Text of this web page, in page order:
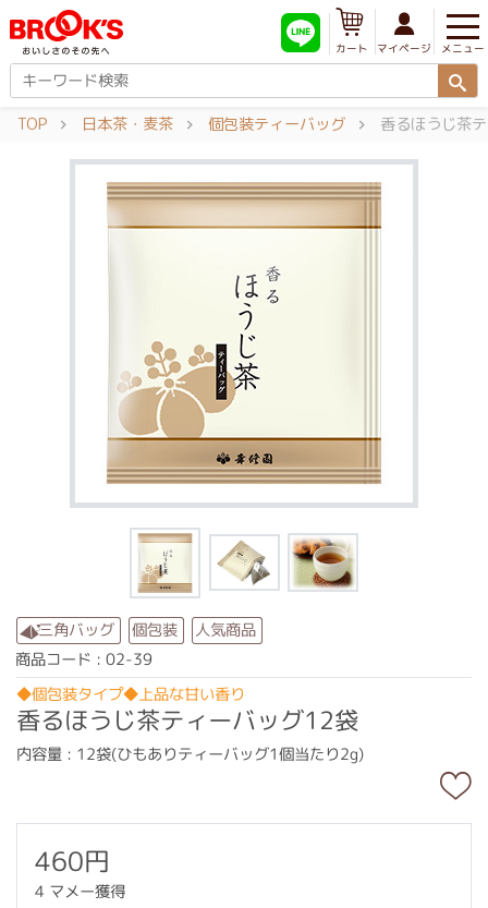
メニュー
マイページ
カート
TOP 日本茶・麦茶 個包装ティーバッグ 香るほうじ茶
三角バッグ 個包装 人気商品
商品コード : 02-39
◆個包装タイプ◆上品な甘い香り
香るほうじ茶ティーバッグ12袋
内容量 : 12袋(ひもありティーバッグ1個当たり2g)
460円
4 マメー獲得